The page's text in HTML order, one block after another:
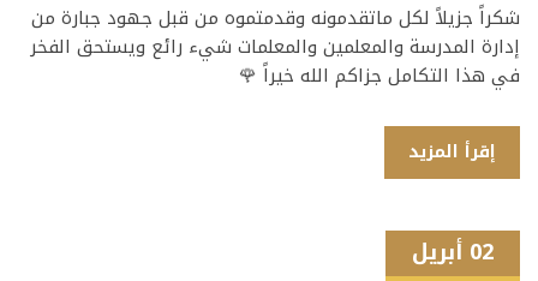
شكراً جزيلاً لكل ماتقدمونه وقدمتموه من قبل جهود جبارة من
إدارة المدرسة والمعلمين والمعلمات شيء رائع ويستحق الفخر
في هذا التكامل جزاكم الله خيراً 🌹
إقرأ المزيد
02 أبريل